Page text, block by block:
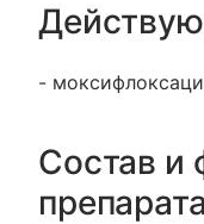
-
Состав и
препарата